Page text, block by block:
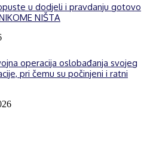
u dodjeli i pravdanju gotovo
NIŠTA
operacija oslobađanja svojeg
pri čemu su počinjeni i ratni